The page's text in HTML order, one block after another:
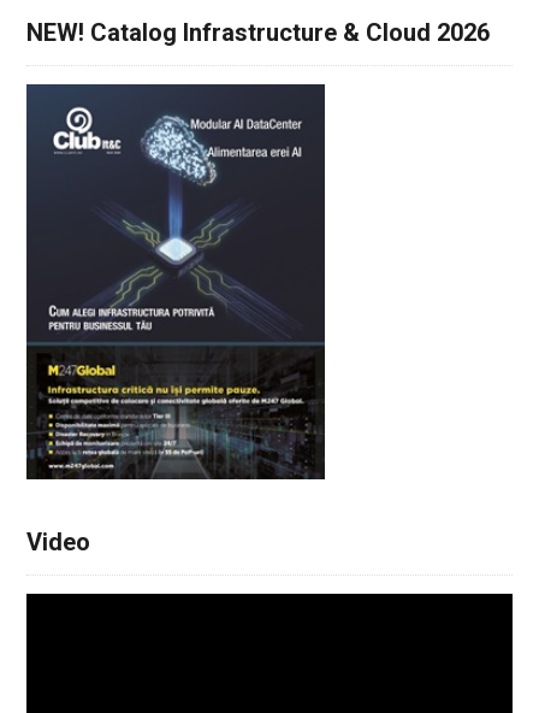
NEW! Catalog Infrastructure & Cloud 2026
Video